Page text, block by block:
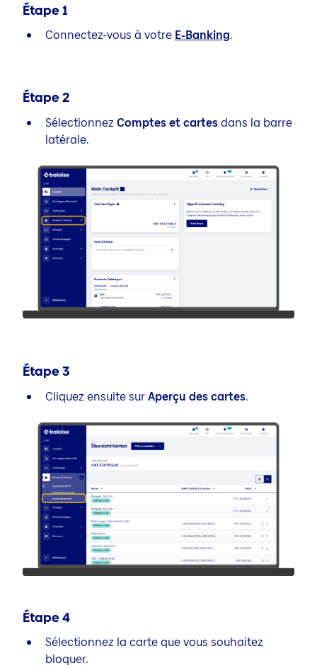
Étape1
Connectez-vous à votre E-Banking.
Étape2
SélectionnezCompteset cartesdans la barre
latérale.
Étape3
Cliquez ensuite surAperçu des cartes.
Étape4
Sélectionnez la carte que vous souhaitez
bloquer.